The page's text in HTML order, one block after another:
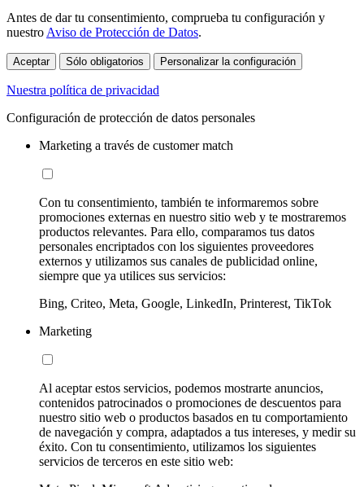
Antes de dar tu consentimiento, comprueba tu configuración y
nuestro Aviso de Protección de Datos.
Aceptar Sólo obligatorios Personalizar la configuración
Nuestra política de privacidad
Configuración de protección de datos personales
Marketing a través de customer match
Con tu consentimiento, también te informaremos sobre
promociones externas en nuestro sitio web y te mostraremos
productos relevantes. Para ello, comparamos tus datos
personales encriptados con los siguientes proveedores
externos y utilizamos sus canales de publicidad online,
siempre que ya utilices sus servicios:
Bing, Criteo, Meta, Google, LinkedIn, Printerest, TikTok
Marketing
Al aceptar estos servicios, podemos mostrarte anuncios,
contenidos patrocinados o promociones de descuentos para
nuestro sitio web o productos basados en tu comportamiento
de navegación y compra, adaptados a tus intereses, y medir su
éxito. Con tu consentimiento, utilizamos los siguientes
servicios de terceros en este sitio web: